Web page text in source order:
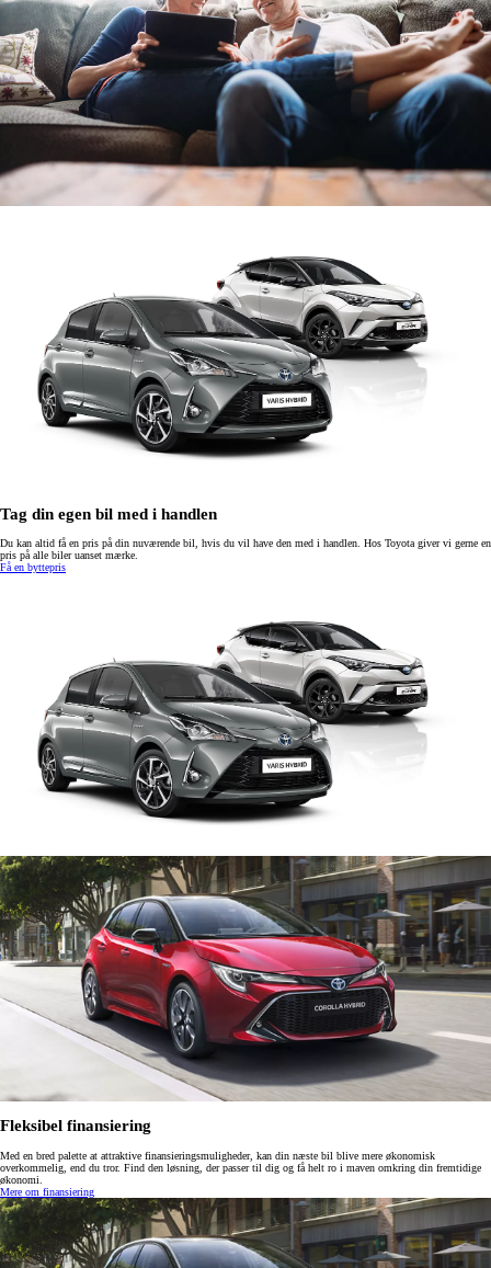
Tag din egen bil med i handlen
Du kan altid få en pris på din nuværende bil, hvis du vil have den med i handlen. Hos Toyota giver vi gerne en
pris på alle biler uanset mærke.
Få en byttepris
Fleksibel finansiering
Med en bred palette at attraktive finansieringsmuligheder, kan din næste bil blive mere økonomisk
overkommelig, end du tror. Find den løsning, der passer til dig og få helt ro i maven omkring din fremtidige
økonomi.
Mere om finansiering